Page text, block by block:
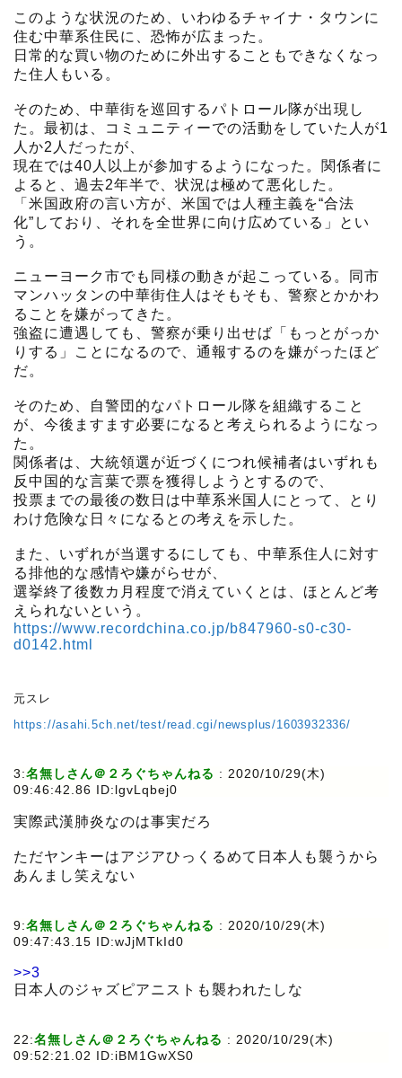
このような状況のため、いわゆるチャイナ・タウンに
住む中華系住民に、恐怖が広まった。
日常的な買い物のために外出することもできなくなっ
た住人もいる。
そのため、中華街を巡回するパトロール隊が出現し
た。最初は、コミュニティーでの活動をしていた人が1
人か2人だったが、
現在では40人以上が参加するようになった。関係者に
よると、過去2年半で、状況は極めて悪化した。
「米国政府の言い方が、米国では人種主義を“合法
化”しており、それを全世界に向け広めている」とい
う。
ニューヨーク市でも同様の動きが起こっている。同市
マンハッタンの中華街住人はそもそも、警察とかかわ
ることを嫌がってきた。
強盗に遭遇しても、警察が乗り出せば「もっとがっか
りする」ことになるので、通報するのを嫌がったほど
だ。
そのため、自警団的なパトロール隊を組織すること
が、今後ますます必要になると考えられるようになっ
た。
関係者は、大統領選が近づくにつれ候補者はいずれも
反中国的な言葉で票を獲得しようとするので、
投票までの最後の数日は中華系米国人にとって、とり
わけ危険な日々になるとの考えを示した。
また、いずれが当選するにしても、中華系住人に対す
る排他的な感情や嫌がらせが、
選挙終了後数カ月程度で消えていくとは、ほとんど考
えられないという。
https://www.recordchina.co.jp/b847960-s0-c30-
d0142.html
元スレ
https://asahi.5ch.net/test/read.cgi/newsplus/1603932336/
3:名無しさん＠２ろぐちゃんねる : 2020/10/29(木)
09:46:42.86 ID:lgvLqbej0
実際武漢肺炎なのは事実だろ
ただヤンキーはアジアひっくるめて日本人も襲うから
あんまし笑えない
9:名無しさん＠２ろぐちゃんねる : 2020/10/29(木)
09:47:43.15 ID:wJjMTkId0
>>3
日本人のジャズピアニストも襲われたしな
22:名無しさん＠２ろぐちゃんねる : 2020/10/29(木)
09:52:21.02 ID:iBM1GwXS0